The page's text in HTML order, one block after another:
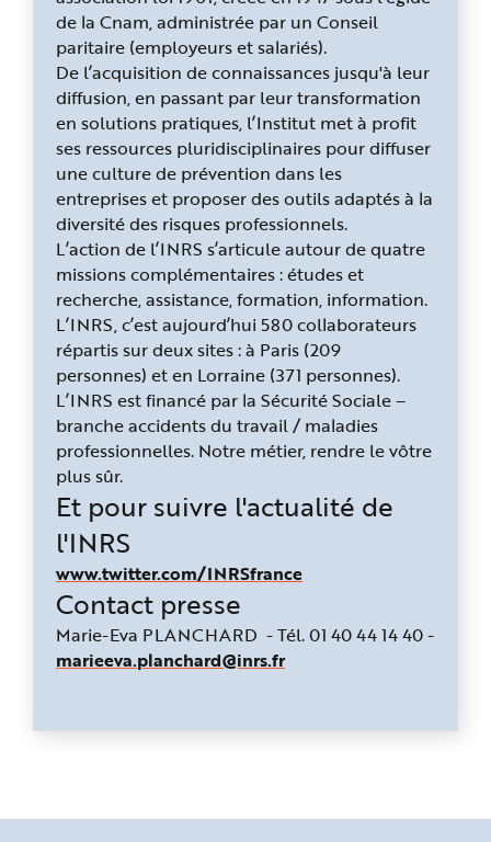
de la Cnam, administrée par un Conseil
paritaire (employeurs et salariés).
De l’acquisition de connaissances jusqu'à leur
diffusion, en passant par leur transformation
en solutions pratiques, l’Institut met à profit
ses ressources pluridisciplinaires pour diffuser
une culture de prévention dans les
entreprises et proposer des outils adaptés à la
diversité des risques professionnels.
L’action de l’INRS s’articule autour de quatre
missions complémentaires : études et
recherche, assistance, formation, information.
L’INRS, c’est aujourd’hui 580 collaborateurs
répartis sur deux sites : à Paris (209
personnes) et en Lorraine (371 personnes).
L’INRS est financé par la Sécurité Sociale –
branche accidents du travail / maladies
professionnelles. Notre métier, rendre le vôtre
plus sûr.
Et pour suivre l'actualité de
l'INRS
www.twitter.com/INRSfrance
Contact presse
Marie-Eva PLANCHARD - Tél. 01 40 44 14 40 -
marieeva.planchard@inrs.fr